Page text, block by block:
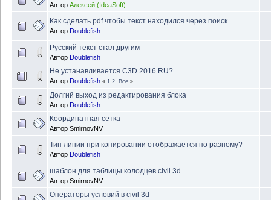
Автор Алексей (IdeaSoft)
Как сделать pdf чтобы текст находился через поиск
Автор Doublefish
Русский текст стал другим
Автор Doublefish
Не устанавливается C3D 2016 RU?
Автор Doublefish « 1 2 Все »
Долгий выход из редактирования блока
Автор Doublefish
Координатная сетка
Автор SmirnovNV
Тип линии при копировании отображается по разному?
Автор Doublefish
шаблон для таблицы колодцев civil 3d
Автор SmirnovNV
Операторы условий в civil 3d